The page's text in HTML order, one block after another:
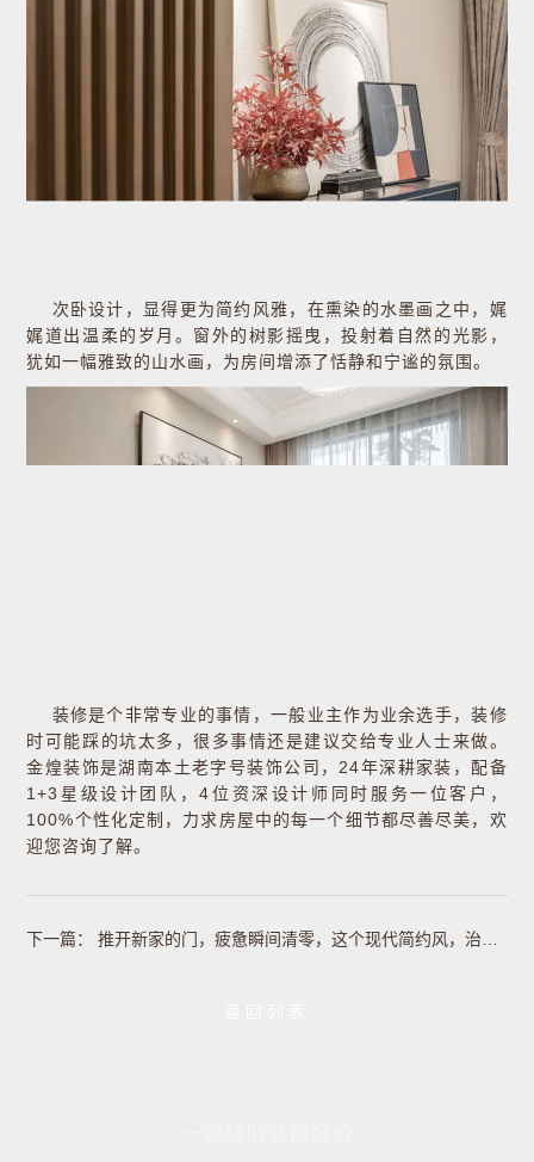
次卧设计，显得更为简约风雅，在熏染的水墨画之中，娓
娓道出温柔的岁月。窗外的树影摇曳，投射着自然的光影，
犹如一幅雅致的山水画，为房间增添了恬静和宁谧的氛围。
装修是个非常专业的事情，一般业主作为业余选手，装修
时可能踩的坑太多，很多事情还是建议交给专业人士来做。
金煌装饰是湖南本土老字号装饰公司，24年深耕家装，配备
1+3星级设计团队，4位资深设计师同时服务一位客户，
100%个性化定制，力求房屋中的每一个细节都尽善尽美，欢
迎您咨询了解。
下一篇：